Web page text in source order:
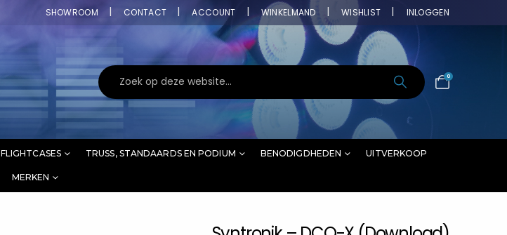
SHOWROOM CONTACT ACCOUNT WINKELMAND WISHLIST INLOGGEN
0
FLIGHTCASES TRUSS, STANDAARDS EN PODIUM BENODIGDHEDEN UITVERKOOP
MERKEN